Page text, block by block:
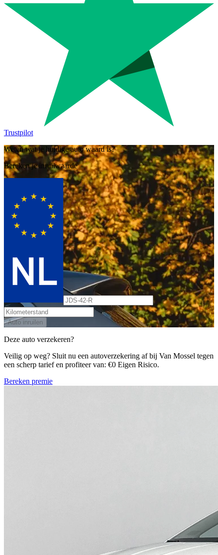
Trustpilot
Weten wat je huidige auto waard is?
Bereken je inruilwaarde
Auto inruilen
Deze auto verzekeren?
Veilig op weg? Sluit nu een autoverzekering af bij Van Mossel tegen
een scherp tarief en profiteer van: €0 Eigen Risico.
Bereken premie